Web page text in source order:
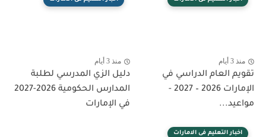
منذ 3 أيام
تقويم العام الدراسي في
الإمارات 2026 – 2027 -
مواعيد...
منذ 3 أيام
دليل الزي المدرسي لطلبة
المدارس الحكومية 2026-2027
في الإمارات
اخبار التعليم فى الامارات